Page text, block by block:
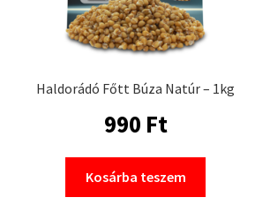
Haldorádó Főtt Búza Natúr – 1kg
990 Ft
Kosárba teszem